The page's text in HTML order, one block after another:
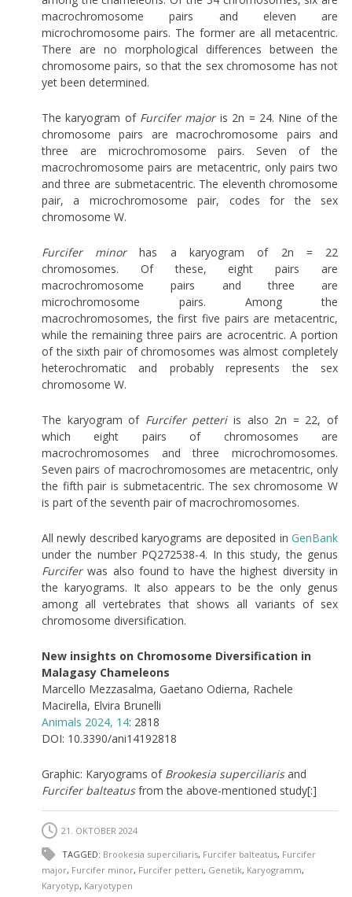
macrochromosome pairs and eleven are
microchromosome pairs. The former are all metacentric.
There are no morphological differences between the
chromosome pairs, so that the sex chromosome has not
yet been determined.
The karyogram of Furcifer majoris 2n = 24. Nine of the
chromosome pairs are macrochromosome pairs and
three are microchromosome pairs. Seven of the
macrochromosome pairs are metacentric, only pairs two
and three are submetacentric. The eleventh chromosome
pair, a microchromosome pair, codes for the sex
chromosome W.
Furcifer minorhas a karyogram of 2n = 22
chromosomes. Of these, eight pairs are
macrochromosome pairs and three are
microchromosome pairs. Among the
macrochromosomes, the first five pairs are metacentric,
while the remaining three pairs are acrocentric. A portion
of the sixth pair of chromosomes was almost completely
heterochromatic and probably represents the sex
chromosome W.
The karyogram of Furcifer petteriis also 2n = 22, of
which eight pairs of chromosomes are
macrochromosomes and three microchromosomes.
Seven pairs of macrochromosomes are metacentric, only
the fifth pair is submetacentric. The sex chromosome W
is part of the seventh pair of macrochromosomes.
All newly described karyograms are deposited inGenBank
under the number PQ272538-4. In this study, the genus
Furciferwas also found to have the highest diversity in
the karyograms. It also appears to be the only genus
among all vertebrates that shows all variants of sex
chromosome diversification.
New insights on Chromosome Diversification in
Malagasy Chameleons
Marcello Mezzasalma, Gaetano Odierna, Rachele
Macirella, Elvira Brunelli
Animals 2024, 14: 2818
DOI: 10.3390/ani14192818
Graphic: Karyograms of Brookesia superciliarisand
Furcifer balteatusfrom the above-mentioned study[:]
21. OKTOBER 2024
TAGGED: Brookesia superciliaris, Furcifer balteatus, Furcifer
major, Furcifer minor, Furcifer petteri, Genetik, Karyogramm,
Karyotyp, Karyotypen